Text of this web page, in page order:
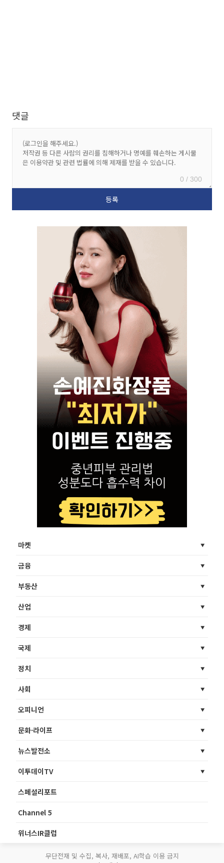
댓글
0 / 300
마켓
금융
부동산
산업
경제
국제
정치
사회
오피니언
문화·라이프
뉴스발전소
이투데이TV
스페셜리포트
Channel 5
위너스IR클럽
무단전재 및 수집, 복사, 재배포, AI학습 이용 금지